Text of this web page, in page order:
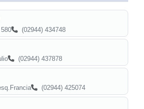
(02944) 434748
(02944) 437878
(02944) 425074